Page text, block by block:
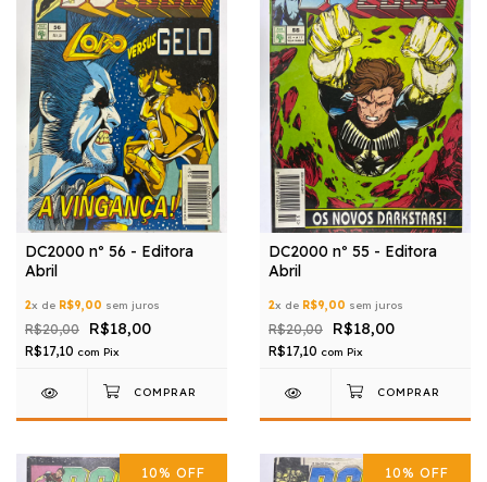
DC2000 nº 56 - Editora
Abril
2x de R$9,00 sem juros
R$20,00 R$18,00
R$17,10 com Pix
DC2000 nº 55 - Editora
Abril
2x de R$9,00 sem juros
R$20,00 R$18,00
R$17,10 com Pix
10% OFF 10% OFF